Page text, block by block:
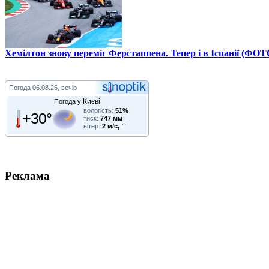
Хемілтон знову переміг Ферстаппена. Тепер і в Іспанії
Погода 06.08.26, вечір
Погода у Києві
+30° вологість: 51%
тиск: 747 мм
вітер: 2 м/с,
Реклама